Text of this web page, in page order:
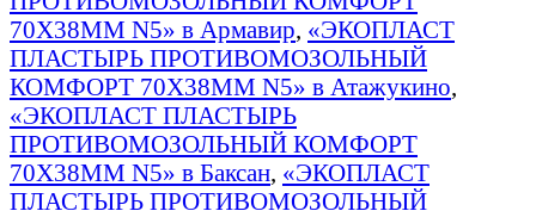
70Х38ММ N5» в Армавир, «ЭКОПЛАСТ
ПЛАСТЫРЬ ПРОТИВОМОЗОЛЬНЫЙ
КОМФОРТ 70Х38ММ N5» в Атажукино,
«ЭКОПЛАСТ ПЛАСТЫРЬ
ПРОТИВОМОЗОЛЬНЫЙ КОМФОРТ
70Х38ММ N5» в Баксан, «ЭКОПЛАСТ
ПЛАСТЫРЬ ПРОТИВОМОЗОЛЬНЫЙ